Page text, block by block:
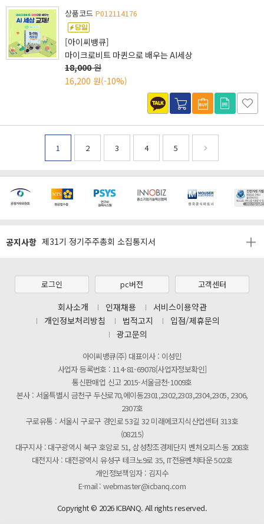
상품코드 P012114176
[아이씨뱅큐]
마이크로비트 마퀸으로 배우는 AI세상
18,000원
16,200 원(-10%)
1 2 3 4 5
공지사항
[마일리지 적립 및 사용 정책 개편 안내]
제31기 정기주주총회 소집통지서
[2026년 8월 신용카드 무이자 행사 안내]
제31기 정기주주총회 소집통지서
[마일리지 적립 및 사용 정책 개편 안내]
로그인 pc버전 고객센터
회사소개 인재채용
서비스이용약관
개인정보처리방침
법적고지
입점/제휴문의
광고문의
아이씨뱅큐(주) 대표이사 : 이성민
사업자 등록번호 : 114-81-69078[사업자정보확인]
통신판매업 신고 2015-서울금천-1009호
본사 : 서울특별시 금천구 두산로70,에이동2301,2302,2303,2304,2305, 2306,
2307호
구로유통 : 서울시 구로구 경인로 53길 32 미래에코지식산업센터 313호
(08215)
대구지사 : 대구광역시 북구 호암로 51, 삼성창조경제단지 벤처오피스동 208호
대전지사 : 대전광역시 유성구 테크노9로 35, IT전용벤처타운 502호
개인정보책임자 : 김지수
E-mail : webmaster@icbanq.com
Copyright © 2026 ICBANQ. All rights reserved.